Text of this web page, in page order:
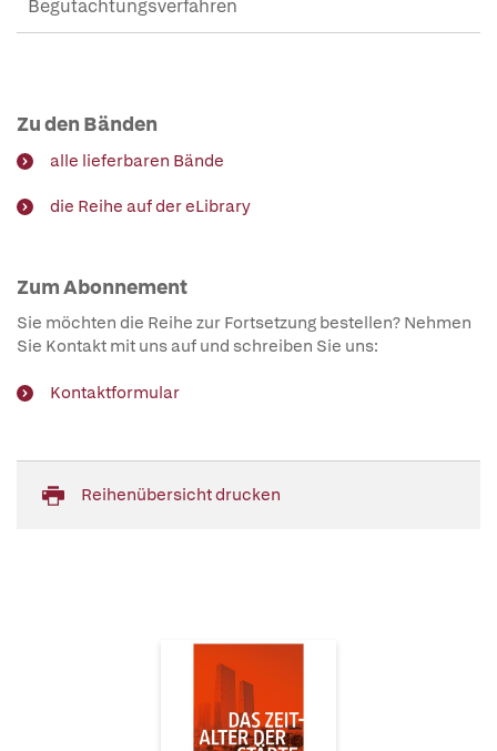
Begutachtungsverfahren
Zu den Bänden
alle lieferbaren Bände
die Reihe auf der eLibrary
Zum Abonnement
Sie möchten die Reihe zur Fortsetzung bestellen? Nehmen
Sie Kontakt mit uns auf und schreiben Sie uns:
Kontaktformular
Reihenübersicht drucken